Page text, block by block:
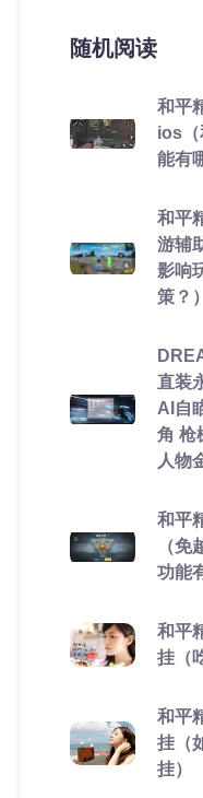
随机阅读
和平
ios（
能有
和平
游辅
影响
策？）
直装
AI自
角 枪
人物
和平
（
功能
和平
挂（
和平
挂（
挂）